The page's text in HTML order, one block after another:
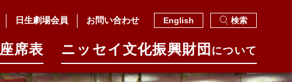
日生劇場会員 お問い合わせ English 検索
座席表 ニッセイ⽂化振興財団 について